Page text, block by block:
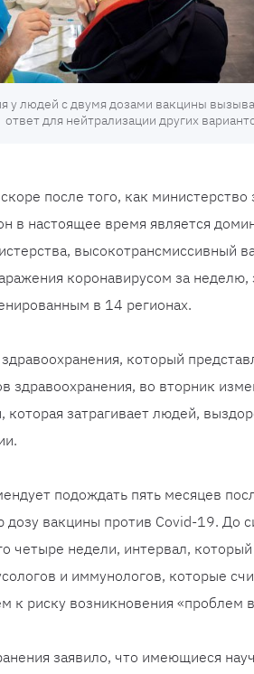
у людей с двумя дозами вакцины
ответ для нейтрализации других
после того, как министерство
в настоящее время является
высокотрансмиссивный
коронавирусом за
в 14 регионах.
который
здравоохранения, во вторник
которая затрагивает людей,
подождать пять месяцев
дозу вакцины против Covid-19. До
четыре недели, интервал,
и иммунологов, которые
к риску возникновения «проблем
заявило, что имеющиеся